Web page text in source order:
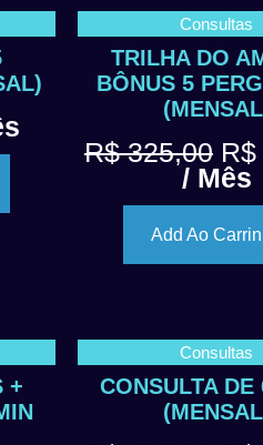
Consultas
TRILHA DO
BÔNUS 5
R$325,00 R$
/ Mês
Add Ao
+
Consultas
CONSULTA DE